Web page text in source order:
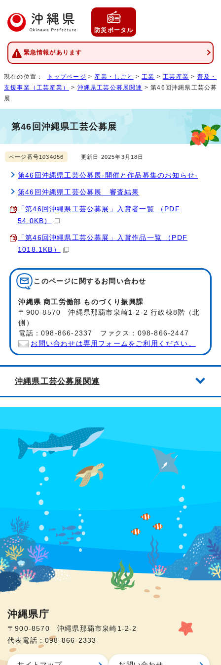
防災ポータル
緊急情報があります
現在の位置： トップページ > 産業・しごと > 工業 > 工芸産業 > 普及・
支援事業（工芸産業）
> 沖縄県工芸公募展関連 > 第46回沖縄県工芸公募
展
第46回沖縄県工芸公募展
ページ番号1034056 更新日 2025年3月18日
第46回沖縄県工芸公募展-開催と作品募集のお知らせ-
第46回沖縄県工芸公募展 審査結果
「第46回沖縄県工芸公募展」入賞者一覧 （PDF
54.0KB）
「第46回沖縄県工芸公募展」入賞作品一覧 （PDF
1018.1KB）
このページに関する お問い合わせ
沖縄県 商工労働部 ものづくり振興課
〒900-8570 沖縄県那覇市泉崎1-2-2 行政棟8階（北
側）
電話：098-866-2337 ファクス：098-866-2447
お問い合わせは専用フォームをご利用ください。
沖縄県工芸公募展関連
沖縄県庁
〒900-8570 沖縄県那覇市泉崎1-2-2
代表電話：098-866-2333